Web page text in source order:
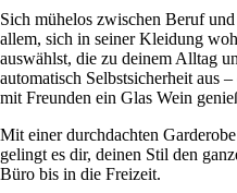
Sich mühelos zwischen Beruf
allem, sich in seiner Kleidung
auswählst, die zu deinem Alltag
automatisch Selbstsicherheit aus
mit Freunden ein Glas Wein
Mit einer durchdachten
gelingt es dir, deinen Stil den
Büro bis in die Freizeit.